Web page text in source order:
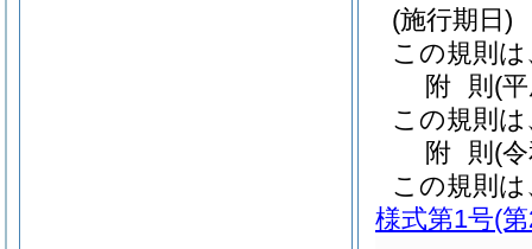
(施行期日)
この規則
附 則 (
この規則
附 則 (
この規則
様式第1号(